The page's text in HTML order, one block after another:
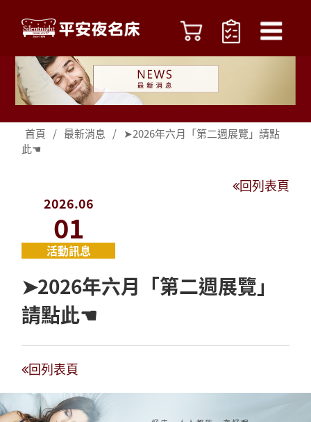
首頁 / 最新消息 / ➤2026年六月「第二週展覽」請點
此☚
回列表頁
2026.06
01
活動訊息
➤2026年六月「第二週展覽」
請點此☚
回列表頁